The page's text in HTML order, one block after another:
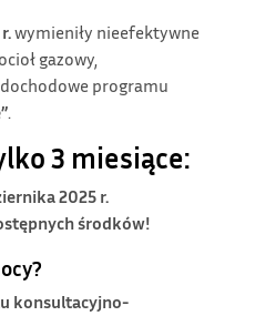
wymieniły nieefektywne
gazowy,
programu
.
3 miesiące:
2025 r.
środków!
konsultacyjno-